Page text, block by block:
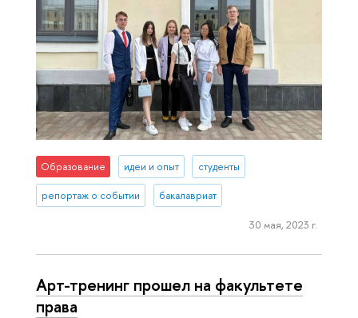
Образование идеи и опыт студенты
репортаж о событии бакалавриат
30 мая, 2023 г.
Арт-тренинг прошел на факультете
права